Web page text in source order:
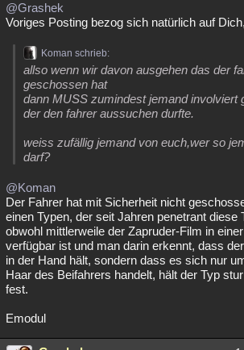
@Grashek
Voriges Posting bezog sich natürlich auf
Koman schrieb:
allso wenn wir davon ausgehen das der
geschossen hat
dann MUSS zumindest jemand involviert
der den fahrer aussuchen durfte.
weiss zufällig jemand von euch,wer so
darf?
@Koman
Der Fahrer hat mit Sicherheit nicht
einen Typen, der seit Jahren penetrant diese
obwohl mittlerweile der Zapruder-Film in
verfügbar ist und man darin erkennt, dass
in der Hand hält, sondern dass es sich nur
Haar des Beifahrers handelt, hält der Typ
fest.
Emodul